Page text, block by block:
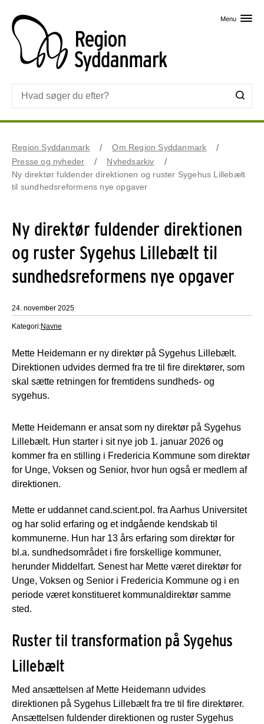
Menu
Region Syddanmark
Om Region Syddanmark
Presse og nyheder
Nyhedsarkiv
Ny direktør fuldender direktionen og ruster Sygehus Lillebælt
til sundhedsreformens nye opgaver
Ny direktør fuldender direktionen
og ruster Sygehus Lillebælt til
sundhedsreformens nye opgaver
24. november 2025
Kategori:Navne
Mette Heidemann er ny direktør på Sygehus Lillebælt.
Direktionen udvides dermed fra tre til fire direktører, som
skal sætte retningen for fremtidens sundheds- og
sygehus.
Mette Heidemann er ansat som ny direktør på Sygehus
Lillebælt. Hun starter i sit nye job 1. januar 2026 og
kommer fra en stilling i Fredericia Kommune som direktør
for Unge, Voksen og Senior, hvor hun også er medlem af
direktionen.
Mette er uddannet cand.scient.pol. fra Aarhus Universitet
og har solid erfaring og et indgående kendskab til
kommunerne. Hun har 13 års erfaring som direktør for
bl.a. sundhedsområdet i fire forskellige kommuner,
herunder Middelfart. Senest har Mette været direktør for
Unge, Voksen og Senior i Fredericia Kommune og i en
periode været konstitueret kommunaldirektør samme
sted.
Ruster til transformation på Sygehus
Lillebælt
Med ansættelsen af Mette Heidemann udvides
direktionen på Sygehus Lillebælt fra tre til fire direktører.
Ansættelsen fuldender direktionen og ruster Sygehus